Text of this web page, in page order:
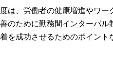
は、労働者の健康増進やワー
のために勤務間インターバル
を成功させるためのポイント